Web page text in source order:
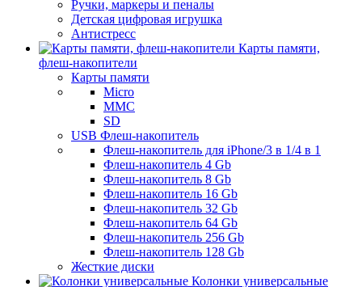
Ручки, маркеры и пеналы
Детская цифровая игрушка
Антистресс
Карты памяти,
флеш-накопители
Карты памяти
Micro
MMC
SD
USB Флеш-накопитель
Флеш-накопитель для iPhone/3 в 1/4 в 1
Флеш-накопитель 4 Gb
Флеш-накопитель 8 Gb
Флеш-накопитель 16 Gb
Флеш-накопитель 32 Gb
Флеш-накопитель 64 Gb
Флеш-накопитель 256 Gb
Флеш-накопитель 128 Gb
Жесткие диски
Колонки универсальные